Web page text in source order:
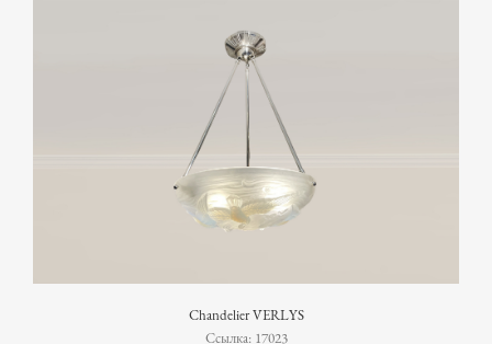
Chandelier VERLYS
Ссылка: 17023